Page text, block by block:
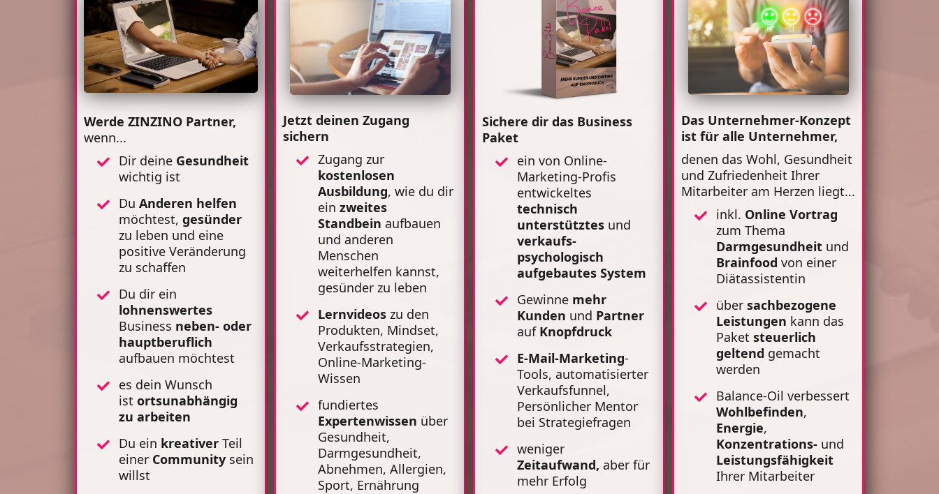
Werde ZINZINO Partner,
wenn...
Dir deine Gesundheit
wichtig ist
Du Anderen helfen
möchtest, gesünder
zu leben und eine
positive Veränderung
zu schaffen
Du dir ein
lohnenswertes
Business neben- oder
hauptberuflich
aufbauen möchtest
es dein Wunsch
ist ortsunabhängig
zu arbeiten
Du ein kreativer Teil
einer Community sein
willst
Jetzt deinen Zugang
sichern
Zugang zur
kostenlosen
Ausbildung, wie du dir
ein zweites
Standbein aufbauen
und anderen
Menschen
weiterhelfen kannst,
gesünder zu leben
Lernvideos zu den
Produkten, Mindset,
Verkaufsstrategien,
Online-Marketing-
Wissen
fundiertes
Expertenwissen über
Gesundheit,
Darmgesundheit,
Abnehmen, Allergien,
Sport, Ernährung
Sichere dir das Business
Paket
ein von Online-
Marketing-Profis
entwickeltes
technisch
unterstütztes und
verkaufs-
psychologisch
aufgebautes System
Gewinne mehr
Kunden und Partner
auf Knopfdruck
E-Mail-Marketing-
Tools, automatisierter
Verkaufsfunnel,
Persönlicher Mentor
bei Strategiefragen
weniger
Zeitaufwand, aber für
mehr Erfolg
Das Unternehmer-Konzept
ist für alle Unternehmer,
denen das Wohl, Gesundheit
und Zufriedenheit Ihrer
Mitarbeiter am Herzen liegt...
inkl. Online Vortrag
zum Thema
Darmgesundheit und
Brainfood von einer
Diätassistentin
über sachbezogene
Leistungen kann das
Paket steuerlich
geltend gemacht
werden
Balance-Oil verbessert
Wohlbefinden,
Energie,
Konzentrations- und
Leistungsfähigkeit
Ihrer Mitarbeiter